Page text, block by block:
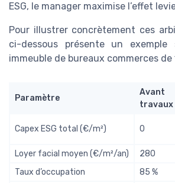
ESG, le manager maximise l’effet
Pour illustrer concrètement ces
ci-dessous présente un exemple
immeuble de bureaux commerces de
Paramètre
Avant
travaux
Capex ESG total (€/m²) 0
Loyer facial moyen (€/m²/an)
280
Taux d’occupation
85 %